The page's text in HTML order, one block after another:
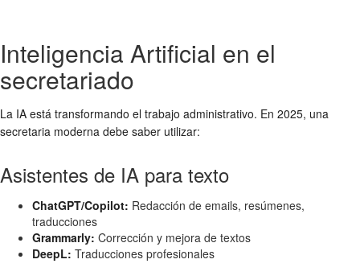
Inteligencia Artificial en el
secretariado
La IA está transformando el trabajo administrativo. En 2025, una
secretaria moderna debe saber utilizar:
Asistentes de IA para texto
ChatGPT/Copilot: Redacción de emails, resúmenes,
traducciones
Grammarly: Corrección y mejora de textos
DeepL: Traducciones profesionales